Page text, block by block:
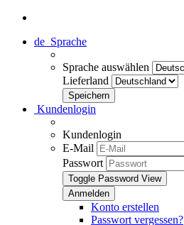
de Sprache
Sprache auswählen
Lieferland
Kundenlogin
Kundenlogin
E-Mail
Passwort
Toggle Password View
Konto erstellen
Passwort vergessen?